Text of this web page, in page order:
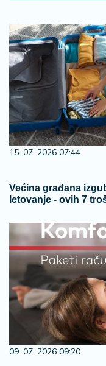
15. 07. 2026 07:44
Većina građana
letovanje - ovih 7
09. 07. 2026 09:20